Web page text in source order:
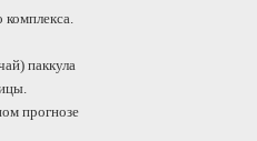
комплекса.
паккула
прогнозе